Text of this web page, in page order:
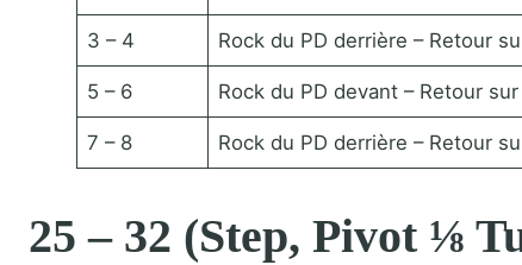
3 – 4 Rock du PD derrière – Retour
5 – 6 Rock du PD devant – Retour sur
7 – 8 Rock du PD derrière – Retour
25 – 32 (Step, Pivot ⅛